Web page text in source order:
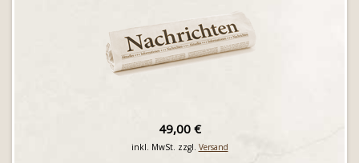
49,00 €
inkl. MwSt. zzgl. Versand